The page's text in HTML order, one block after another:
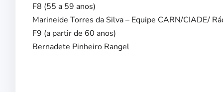
F8 (55 a 59 anos)
Marineide Torres da Silva – Equipe CARN/CIADE/
F9 (a partir de 60 anos)
Bernadete Pinheiro Rangel